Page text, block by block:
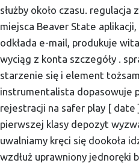
służby około czasu.
miejsca Beaver State
odkłada e-mail, produkuje
wyciąg z konta szczegóły .
starzenie się i element
instrumentalista dopasowuje
rejestracji na safer play [ date
pierwszej klasy depozyt
uwalniamy kręci się dookoła
wzdłuż uprawniony jednoręki